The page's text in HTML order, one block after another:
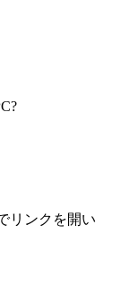
リンクを開い